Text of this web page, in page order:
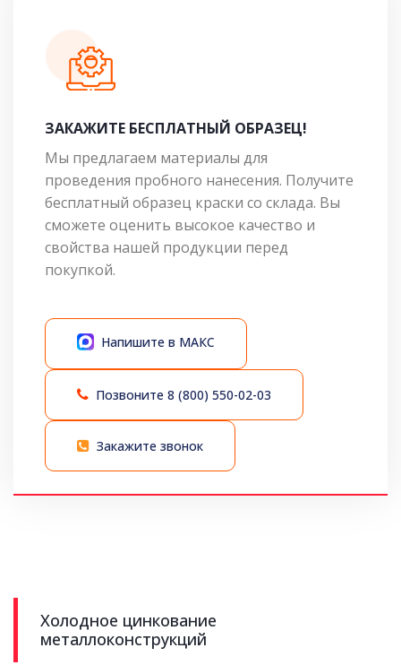
ЗАКАЖИТЕ БЕСПЛАТНЫЙ ОБРАЗЕЦ!
Мы предлагаем материалы для
проведения пробного нанесения. Получите
бесплатный образец краски со склада. Вы
сможете оценить высокое качество и
свойства нашей продукции перед
покупкой.
Напишите в МАКС
Позвоните 8 (800) 550-02-03
Закажите звонок
Холодное цинкование
металлоконструкций